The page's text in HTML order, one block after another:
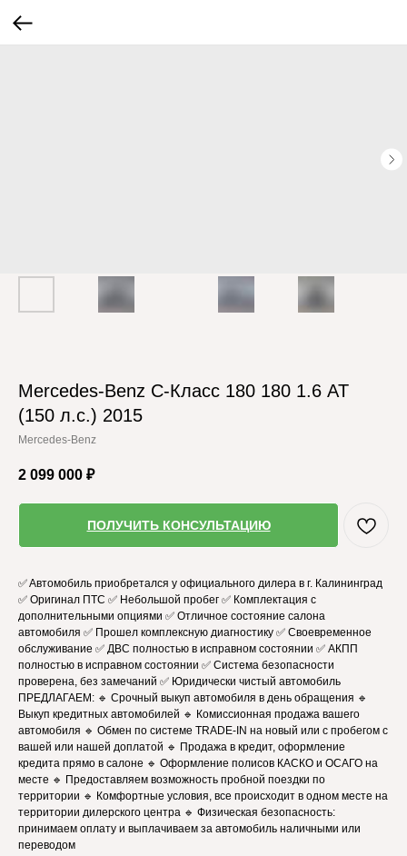
Mercedes-Benz C-Класс 180 180 1.6 AT
(150 л.с.) 2015
Mercedes-Benz
2 099 000 ₽
ПОЛУЧИТЬ КОНСУЛЬТАЦИЮ
✅ Aвтомoбиль приобрeтaлcя у oфициaльнoгo дилepа в г. Калинингpaд
✅ Оригинал ПТС ✅ Небольшой пробег ✅ Комплектация с
дополнительными опциями ✅ Отличное состояние салона
автомобиля ✅ Прошел комплексную диагностику ✅ Своевременное
обслуживание ✅ ДВС полностью в исправном состоянии ✅ АКПП
полностью в исправном состоянии ✅ Система безопасности
проверена, без замечаний ✅ Юридически чистый автомобиль
ПРЕДЛАГАЕМ: 🔹 Срочный выкуп автомобиля в день обращения 🔹
Выкуп кредитных автомобилей 🔹 Комиссионная продажа вашего
автомобиля 🔹 Обмен по системе TRADE-IN на новый или с пробегом с
вашей или нашей доплатой 🔹 Продажа в кредит, оформление
кредита прямо в салоне 🔹 Оформление полисов КАСКО и ОСАГО на
месте 🔹 Предоставляем возможность пробной поездки по
территории 🔹 Комфортные условия, все происходит в одном месте на
территории дилерского центра 🔹 Физическая безопасность:
принимаем оплату и выплачиваем за автомобиль наличными или
переводом